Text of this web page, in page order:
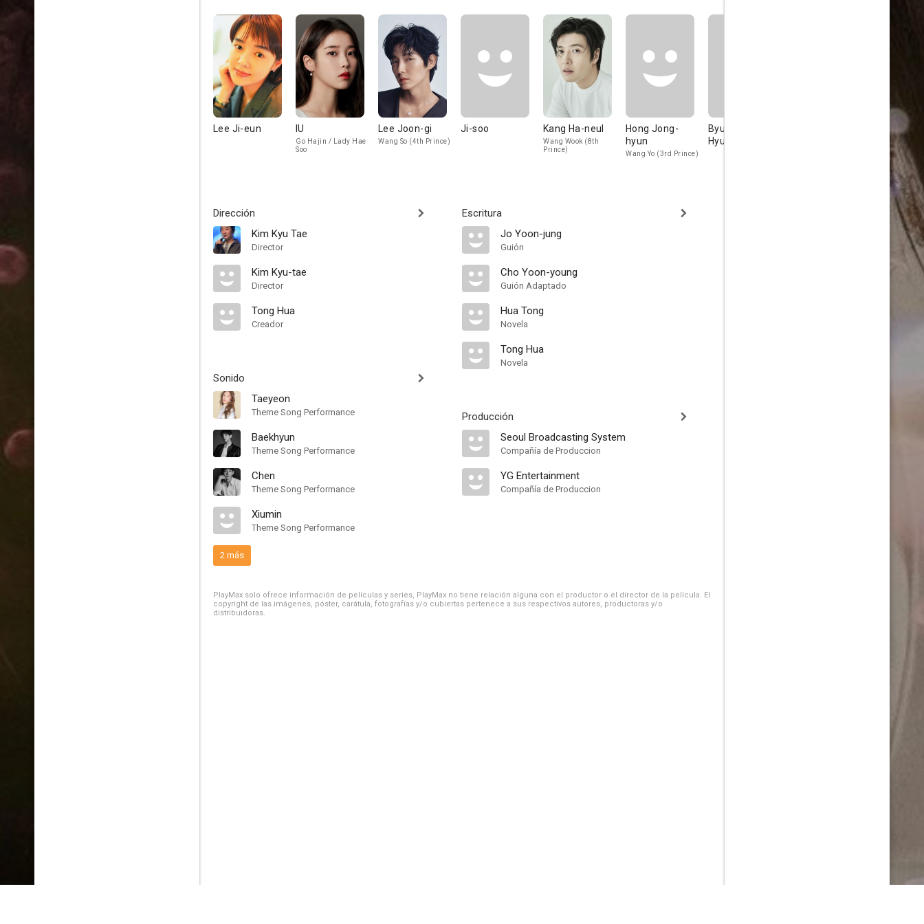
Lee Ji-eun IU
Go Hajin / Lady Hae
Soo
Lee Joon-gi
Wang So (4th Prince)
Ji-soo Kang Ha-neul
Wang Wook (8th
Prince)
Hong Jong-
hyun
Wang Yo (3rd Prince)
Byun Baek-
Hyun
Nam Joo-
Wang Baeka
Prince)
Dirección
Kim Kyu Tae
Director
Kim Kyu-tae
Director
Tong Hua
Creador
Sonido
Taeyeon
Theme Song Performance
Baekhyun
Theme Song Performance
Chen
Theme Song Performance
Xiumin
Theme Song Performance
2 más
Escritura
Jo Yoon-jung
Guión
Cho Yoon-young
Guión Adaptado
Hua Tong
Novela
Tong Hua
Novela
Producción
Seoul Broadcasting System
Compañía de Produccion
YG Entertainment
Compañía de Produccion
PlayMax solo ofrece información de películas y series, PlayMax no tiene relación alguna con el productor o el director de la película. El
copyright de las imágenes, póster, carátula, fotografías y/o cubiertas pertenece a sus respectivos autores, productoras y/o
distribuidoras.